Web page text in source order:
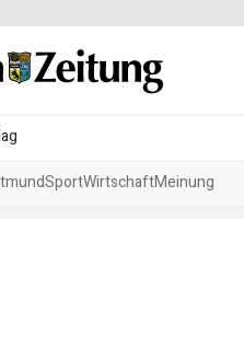
SportWirtschaftMeinung